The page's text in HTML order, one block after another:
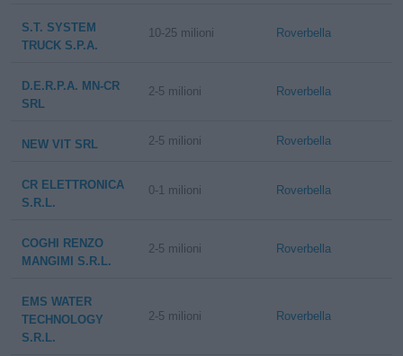
S.T. SYSTEM
TRUCK S.P.A.
10-25 milioni Roverbella
D.E.R.P.A. MN-CR
SRL
2-5 milioni Roverbella
NEW VIT SRL 2-5 milioni Roverbella
CR ELETTRONICA
S.R.L.
0-1 milioni Roverbella
COGHI RENZO
MANGIMI S.R.L.
2-5 milioni Roverbella
EMS WATER
TECHNOLOGY
S.R.L.
2-5 milioni Roverbella